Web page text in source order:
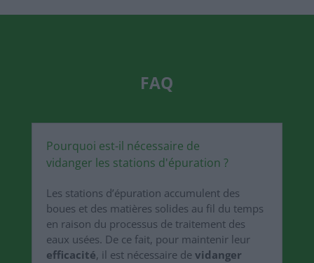
FAQ
Pourquoi est-il nécessaire de
vidanger les stations d'épuration ?
Les stations d’épuration accumulent des
boues et des matières solides au fil du temps
en raison du processus de traitement des
eaux usées. De ce fait, pour maintenir leur
efficacité, il est nécessaire de vidanger